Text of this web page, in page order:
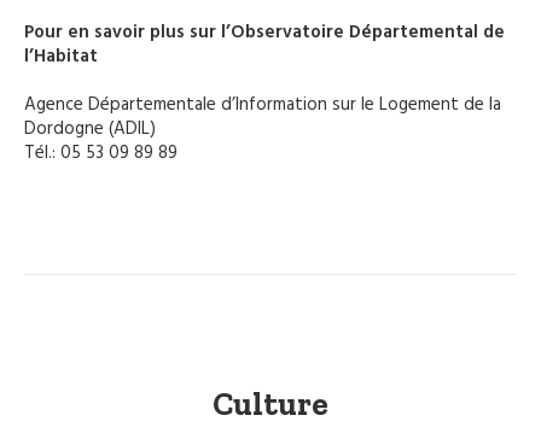
Pour en savoir plus sur l’Observatoire Départemental de
l’Habitat
Agence Départementale d’Information sur le Logement de la
Dordogne (ADIL)
Tél.: 05 53 09 89 89
Culture